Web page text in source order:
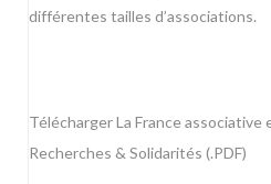
différentes tailles d’associations.
Télécharger La France associative
Recherches & Solidarités (.PDF)